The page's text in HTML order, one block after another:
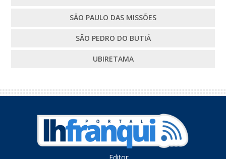
SÃO PAULO DAS MISSÕES
SÃO PEDRO DO BUTIÁ
UBIRETAMA
Editor: